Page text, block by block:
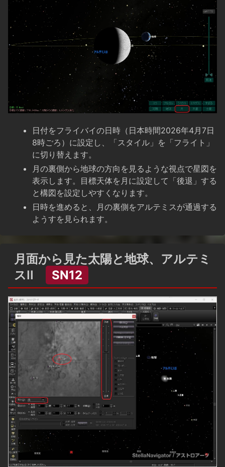
日付をフライバイの日時（日本時間2026年4月7日
8時ごろ）に設定し、「スタイル」を「フライト」
に切り替えます。
月の裏側から地球の方向を見るような視点で星図を
表示します。目標天体を月に設定して「後退」する
と構図を設定しやすくなります。
日時を進めると、月の裏側をアルテミスが通過する
ようすを見られます。
月面から見た太陽と地球、アルテミ
スII
SN12